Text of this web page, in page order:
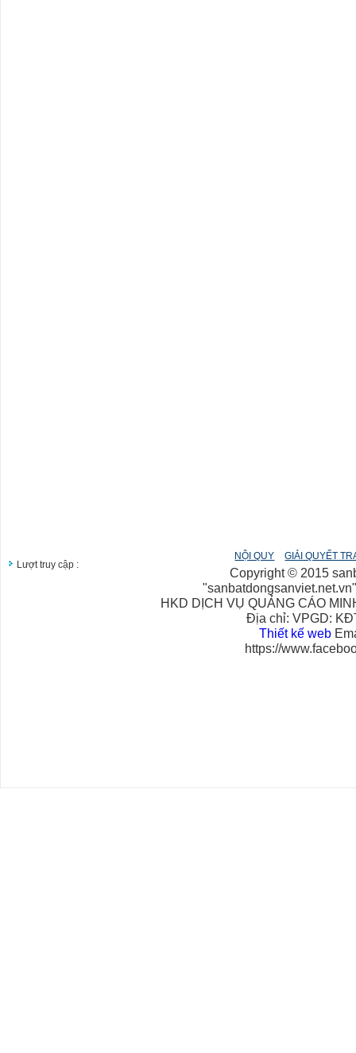
Lượt truy cập :
NỘI QUY GIẢI QUYẾT
Copyright © 2015
HKD DỊCH VỤ QUẢNG CÁO
Địa chỉ: VPGD:
Thiết kế web
https://